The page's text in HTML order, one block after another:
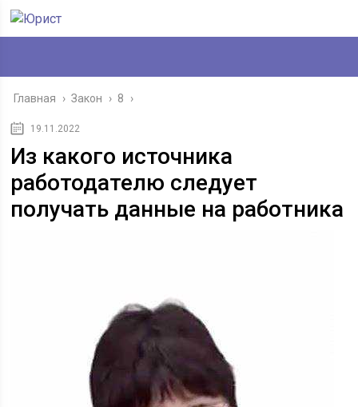
Главная › Закон › 8 ›
19.11.2022
Из какого источника
работодателю следует
получать данные на работника